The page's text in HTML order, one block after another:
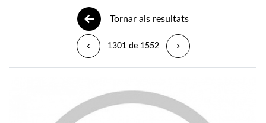
Tornar als resultats
1301 de 1552